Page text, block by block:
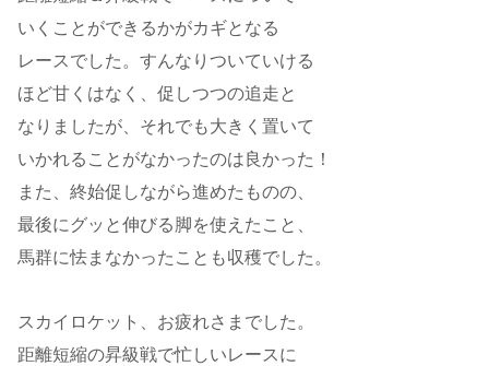
いくことができるかがカギとなる
レースでした。すんなりついていける
ほど甘くはなく、促しつつの追走と
なりましたが、それでも大きく置いて
いかれることがなかったのは良かった！
また、終始促しながら進めたものの、
最後にグッと伸びる脚を使えたこと、
馬群に怯まなかったことも収穫でした。
スカイロケット、お疲れさまでした。
距離短縮の昇級戦で忙しいレースに